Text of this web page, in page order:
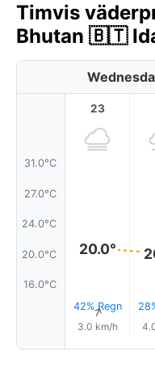
Timvis
Bhutan 🇧🇹
31.0°C
27.0°C
24.0°C
20.0°C
16.0°C
23
20.0°
42% Regn
↑
3.0 km/h